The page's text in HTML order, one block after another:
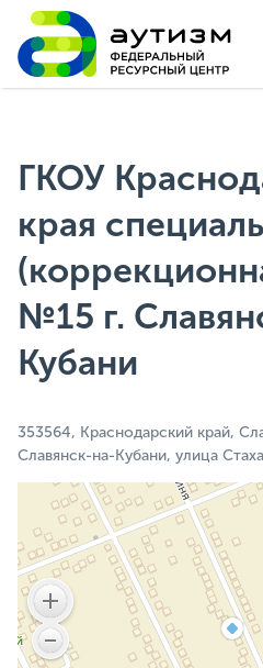
ГКОУ
края
№15 г.
Кубани
353564, Краснодарский край,
Славянск-на-Кубани, улица